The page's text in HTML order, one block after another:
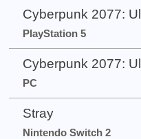
Cyberpunk 2077:
PlayStation 5
Cyberpunk 2077:
PC
Stray
Nintendo Switch 2